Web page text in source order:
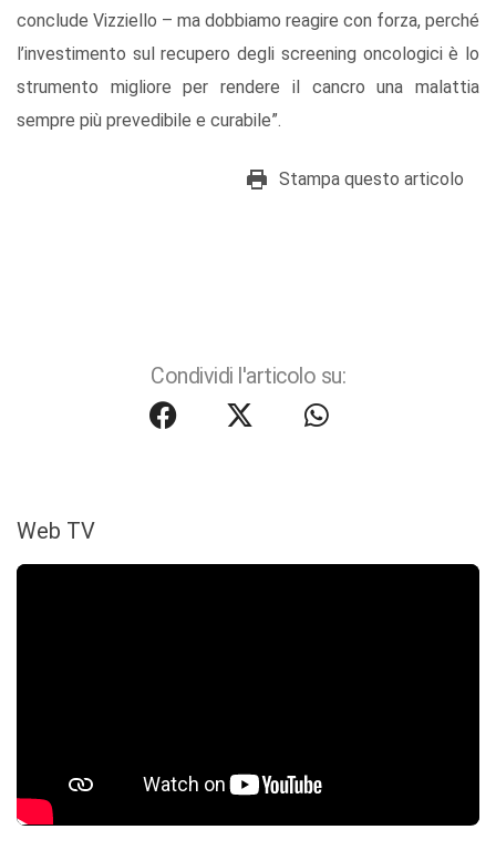
conclude Vizziello – ma dobbiamo reagire con forza, perché
l’investimento sul recupero degli screening oncologici è lo
strumento migliore per rendere il cancro una malattia
sempre più prevedibile e curabile”.
Stampa questo articolo
Condividi l'articolo su:
Web TV